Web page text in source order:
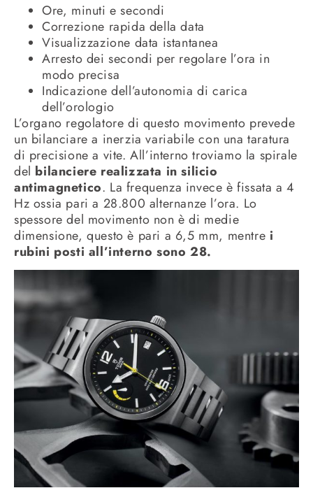
Ore, minuti e secondi
Correzione rapida della data
Visualizzazione data istantanea
Arresto dei secondi per regolare l’ora in
modo precisa
Indicazione dell’autonomia di carica
dell’orologio
L’organo regolatore di questo movimento prevede
un bilanciare a inerzia variabile con una taratura
di precisione a vite. All’interno troviamo la spirale
del bilanciere realizzata in silicio
antimagnetico. La frequenza invece è fissata a 4
Hz ossia pari a 28.800 alternanze l’ora. Lo
spessore del movimento non è di medie
dimensione, questo è pari a 6,5 mm, mentre i
rubini posti all’interno sono 28.